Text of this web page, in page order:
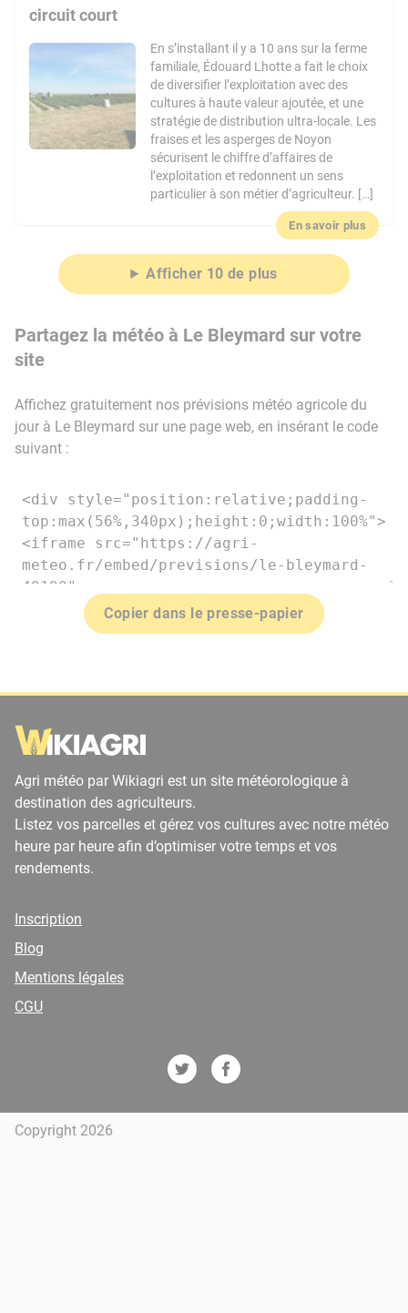
circuit court
En s’installant il y a 10 ans sur la ferme
familiale, Édouard Lhotte a fait le choix
de diversifier l’exploitation avec des
cultures à haute valeur ajoutée, et une
stratégie de distribution ultra-locale. Les
fraises et les asperges de Noyon
sécurisent le chiffre d’affaires de
l’exploitation et redonnent un sens
particulier à son métier d’agriculteur. […]
En savoir plus
Afficher 10 de plus
Partagez la météo à Le Bleymard sur votre
site
Affichez gratuitement nos prévisions météo agricole du
jour à Le Bleymard sur une page web, en insérant le code
suivant :
Copier dans le presse-papier
Agri météo par Wikiagri est un site météorologique à
destination des agriculteurs.
Listez vos parcelles et gérez vos cultures avec notre météo
heure par heure afin d’optimiser votre temps et vos
rendements.
Inscription
Blog
Mentions légales
CGU
Copyright 2026